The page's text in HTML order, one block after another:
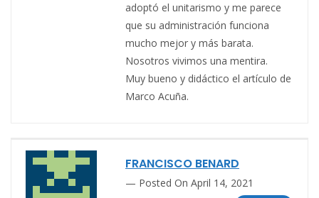
adoptó el unitarismo y me parece
que su administración funciona
mucho mejor y más barata.
Nosotros vivimos una mentira.
Muy bueno y didáctico el artículo de
Marco Acuña.
FRANCISCO BENARD
Posted On April 14, 2021